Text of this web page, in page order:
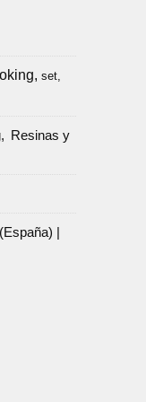
set
Resinas y
|